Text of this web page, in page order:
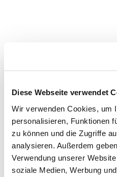
Diese Webseite verwendet
Wir verwenden Cookies, um
personalisieren, Funktionen
zu können und die Zugriffe
analysieren. Außerdem
Verwendung unserer
soziale Medien, Werbung
Im August 2024 ist die EU-
Kraft getreten. Sie ist ein
Biodiversitätsstrategie 2030
weiterlesen